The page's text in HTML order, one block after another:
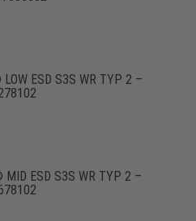
ESD S3S WR TYP 2 –
MID ESD S3S WR TYP 2 –